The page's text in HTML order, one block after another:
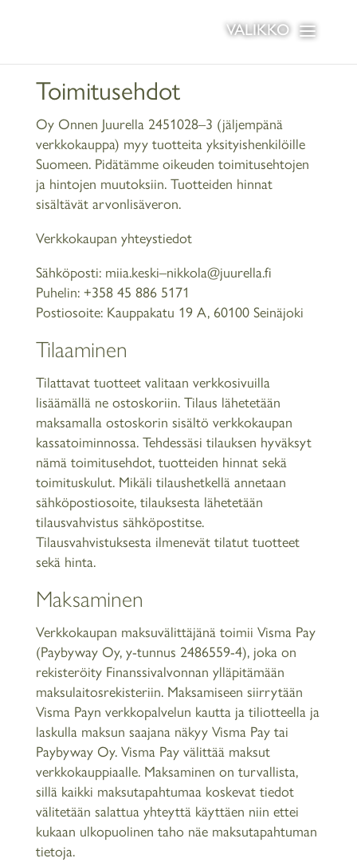
Toimitusehdot
Oy Onnen Juurella 2451028–3 (jäljempänä
verkkokauppa) myy tuotteita yksityishenkilöille
Suomeen. Pidätämme oikeuden toimitusehtojen
ja hintojen muutoksiin. Tuotteiden hinnat
sisältävät arvonlisäveron.
Verkkokaupan yhteystiedot
Sähköposti: miia.keski–nikkola@juurella.fi
Puhelin: +358 45 886 5171
Postiosoite: Kauppakatu 19 A, 60100 Seinäjoki
Tilaaminen
Tilattavat tuotteet valitaan verkkosivuilla
lisäämällä ne ostoskoriin. Tilaus lähetetään
maksamalla ostoskorin sisältö verkkokaupan
kassatoiminnossa. Tehdessäsi tilauksen hyväksyt
nämä toimitusehdot, tuotteiden hinnat sekä
toimituskulut. Mikäli tilaushetkellä annetaan
sähköpostiosoite, tilauksesta lähetetään
tilausvahvistus sähköpostitse.
Tilausvahvistuksesta ilmenevät tilatut tuotteet
sekä hinta.
Maksaminen
Verkkokaupan maksuvälittäjänä toimii Visma Pay
(Paybyway Oy, y-tunnus 2486559-4), joka on
rekisteröity Finanssivalvonnan ylläpitämään
maksulaitosrekisteriin. Maksamiseen siirrytään
Visma Payn verkkopalvelun kautta ja tiliotteella ja
laskulla maksun saajana näkyy Visma Pay tai
Paybyway Oy. Visma Pay välittää maksut
verkkokauppiaalle. Maksaminen on turvallista,
sillä kaikki maksutapahtumaa koskevat tiedot
välitetään salattua yhteyttä käyttäen niin ettei
kukaan ulkopuolinen taho näe maksutapahtuman
tietoja.